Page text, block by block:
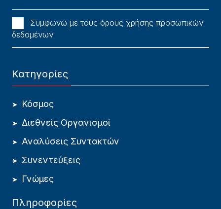
Συμφωνώ με τους όρους χρήσης προσωπικών
δεδομένων
Κατηγορίες
Κόσμος
Διεθνείς Οργανισμοί
Αναλύσεις Συντακτών
Συνεντεύξεις
Γνώμες
Πληροφορίες